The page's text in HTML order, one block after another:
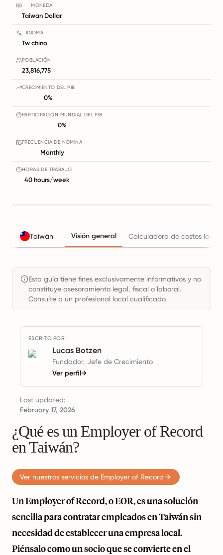
MONEDA
Taiwan Dollar
IDIOMA
Tw chino
POBLACIÓN
23,816,775
CRECIMIENTO DEL PIB
0%
PARTICIPACIÓN MUNDIAL DEL PIB
0%
FRECUENCIA DE NÓMINA
Monthly
HORAS DE TRABAJO
40 hours/week
Taiwán Visión general Calculadora de costos
Esta guía tiene fines exclusivamente informativos y no
constituye asesoramiento legal, fiscal o laboral.
Consulte a un profesional local cualificado.
ESCRITO POR
Lucas Botzen
Fundador, Jefe de Crecimiento
Ver perfil→
Last updated:
February 17, 2026
¿Qué es un Employer of Record
en Taiwán?
Ver nuestros servicios de Employer of Record
Un Employer of Record, o EOR, es una solución
sencilla para contratar empleados en Taiwán sin
necesidad de establecer una empresa local.
Piénsalo como un socio que se convierte en el